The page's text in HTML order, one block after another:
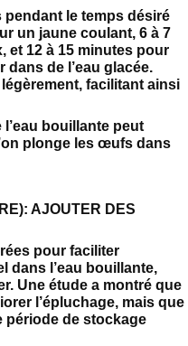
le temps désiré
un jaune coulant, 6 à 7
et 12 à 15 minutes pour
de l’eau glacée.
facilitant ainsi
bouillante peut
plonge les œufs dans
AJOUTER DES
pour faciliter
dans l’eau bouillante,
Une étude a montré que
l’épluchage, mais que
période de stockage